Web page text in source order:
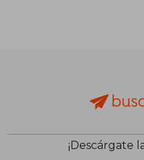
¡Descárgate